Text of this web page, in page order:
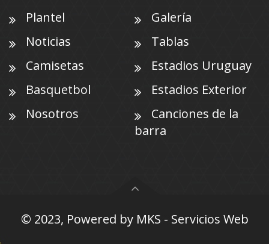
Plantel
Galería
Noticias
Tablas
Camisetas
Estadios Uruguay
Basquetbol
Estadios Exterior
Nosotros
Canciones de la
barra
© 2023, Powered by MKS - Servicios Web